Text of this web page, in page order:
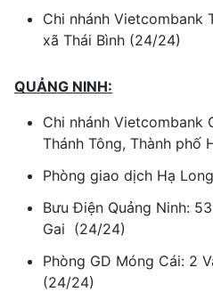
Chi nhánh Vietcombank
xã Thái Bình (24/24)
QUẢNG NINH:
Chi nhánh Vietcombank
Thánh Tông, Thành phố
Phòng giao dịch Hạ
Bưu Điện Quảng Ninh:
Gai (24/24)
Phòng GD Móng Cái: 2
(24/24)